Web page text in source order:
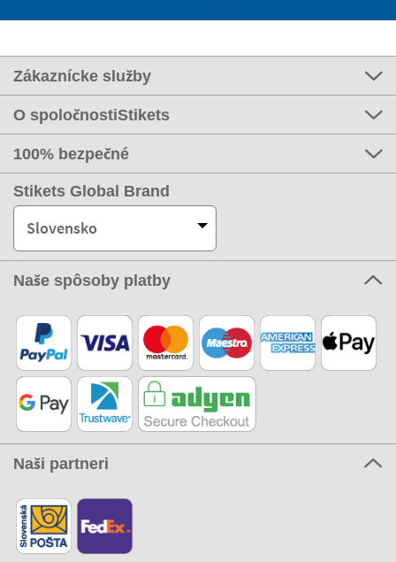
Zákaznícke služby
O spoločnostiStikets
100% bezpečné
Stikets Global Brand
Slovensko
Naše spôsoby platby
Naši partneri